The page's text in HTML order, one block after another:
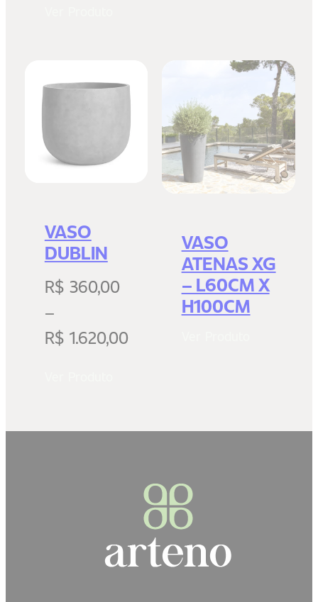
VASO
DUBLIN
R$360,00
–
R$1.620,00
VASO
ATENAS XG
– L60CM X
H100CM